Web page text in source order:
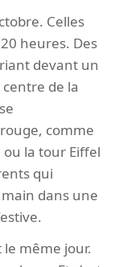
Celles
heures. Des
devant un
de la
comme
la tour Eiffel
qui
dans une
même jour.